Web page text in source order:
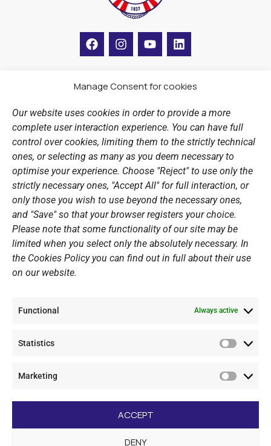
Manage Consent for cookies
Our website uses cookies in order to provide a more
complete user interaction experience. You can have full
control over cookies, limiting them to the strictly technical
ones, or selecting as many as you deem necessary to
optimise your experience. Choose "Reject" to use only the
strictly necessary ones, "Accept All" for full interaction, or
only those you wish to use beyond the necessary ones,
and "Save" so that your browser registers your choice.
Please note that some functionality of our site may be
limited when you select only the absolutely necessary. In
the Cookies Policy you can find out in full about their use
on our website.
Functional Always active
Statistics
Marketing
ACCEPT
DENY
F
a
b
o
k
I
n
a
r
a
m
Y
o
u
e
L
i
e
i
n
Sports Academy
Open Water Swimming Crossing
Sponsors
Summer Camps
PERSONAL DATA
Website Policy
Cookie Policy
General Policy NOV
Summer Camp Update
CONTACT
+30 210 89 62 416
Vouliagmeni Nautical Club, GR - 166 71 Laimos